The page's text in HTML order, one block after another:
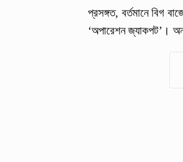
প্রসঙ্গত, বর্তমানে বিগ
‘অপারেশন জ্যাকপট’।